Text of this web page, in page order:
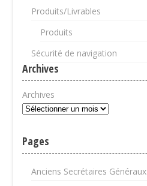
Produits/Livrables
Produits
Sécurité de navigation
Archives
Archives
Pages
Anciens Secrétaires Généraux